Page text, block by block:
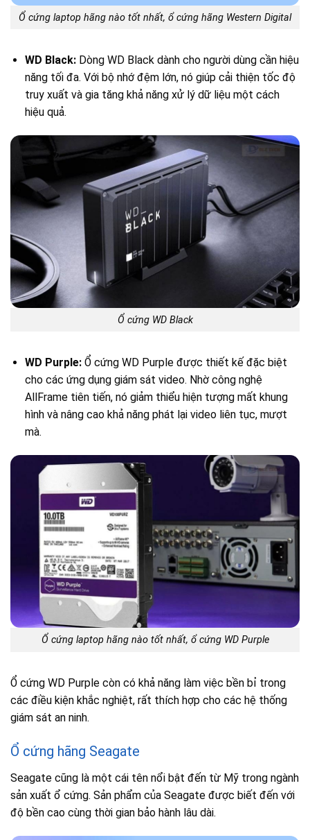
Ổ cứng laptop hãng nào tốt nhất, ổ cứng hãng Western Digital
WD Black: Dòng WD Black dành cho người dùng cần hiệu
năng tối đa. Với bộ nhớ đệm lớn, nó giúp cải thiện tốc độ
truy xuất và gia tăng khả năng xử lý dữ liệu một cách
hiệu quả.
Ổ cứng WD Black
WD Purple: Ổ cứng WD Purple được thiết kế đặc biệt
cho các ứng dụng giám sát video. Nhờ công nghệ
AllFrame tiên tiến, nó giảm thiểu hiện tượng mất khung
hình và nâng cao khả năng phát lại video liên tục, mượt
mà.
Ổ cứng laptop hãng nào tốt nhất, ổ cứng WD Purple
Ổ cứng WD Purple còn có khả năng làm việc bền bỉ trong
các điều kiện khắc nghiệt, rất thích hợp cho các hệ thống
giám sát an ninh.
Ổ cứng hãng Seagate
Seagate cũng là một cái tên nổi bật đến từ Mỹ trong ngành
sản xuất ổ cứng. Sản phẩm của Seagate được biết đến với
độ bền cao cùng thời gian bảo hành lâu dài.